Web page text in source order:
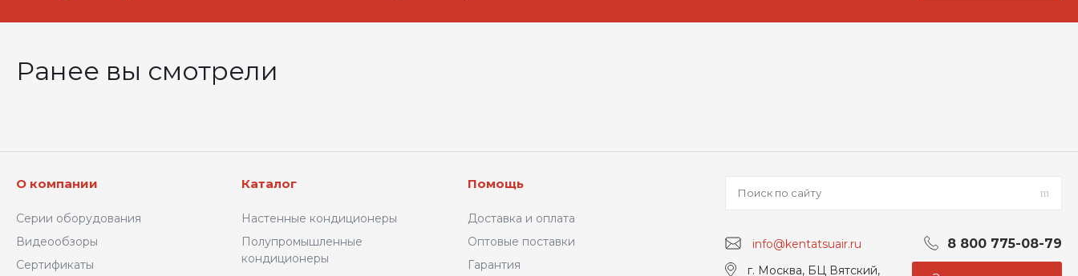
Ранее вы смотрели
О компании
Серии оборудования
Видеообзоры
Сертификаты
Каталог
Настенные кондиционеры
Полупромышленные
кондиционеры
Помощь
Доставка и оплата
Оптовые поставки
Гарантия
info@kentatsuair.ru 8 800 775-08-79
г. Москва, БЦ Вятский,